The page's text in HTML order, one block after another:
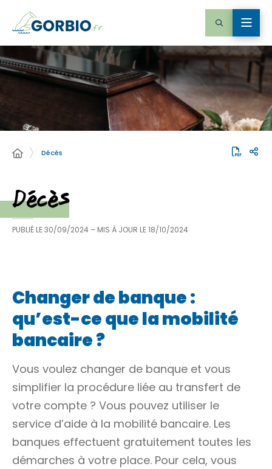
Décès
Décès
PUBLIÉ LE30/09/2024 – MIS À JOUR LE18/10/2024
Changer de banque :
qu’est-ce que la mobilité
bancaire ?
Vous voulez changer de banque et vous
simplifier la procédure liée au transfert de
votre compte ? Vous pouvez utiliser le
service d’aide à la mobilité bancaire. Les
banques effectuent gratuitement toutes les
démarches à votre place. Pour cela, vous